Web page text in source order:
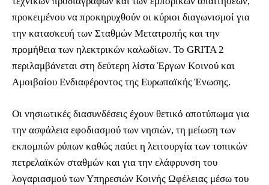
προκειμένου να προκηρυχθούν οι κύριοι διαγωνισμοί για
την κατασκευή των Σταθμών Μετατροπής και την
προμήθεια των ηλεκτρικών καλωδίων. Το GRITA 2
περιλαμβάνεται στη δεύτερη λίστα Έργων Κοινού και
Αμοιβαίου Ενδιαφέροντος της Ευρωπαϊκής Ένωσης.
Οι νησιωτικές διασυνδέσεις έχουν θετικό αποτύπωμα για
την ασφάλεια εφοδιασμού των νησιών, τη μείωση των
εκπομπών ρύπων καθώς παύει η λειτουργία των τοπικών
πετρελαϊκών σταθμών και για την ελάφρυνση του
λογαριασμού των Υπηρεσιών Κοινής Ωφέλειας μέσω του